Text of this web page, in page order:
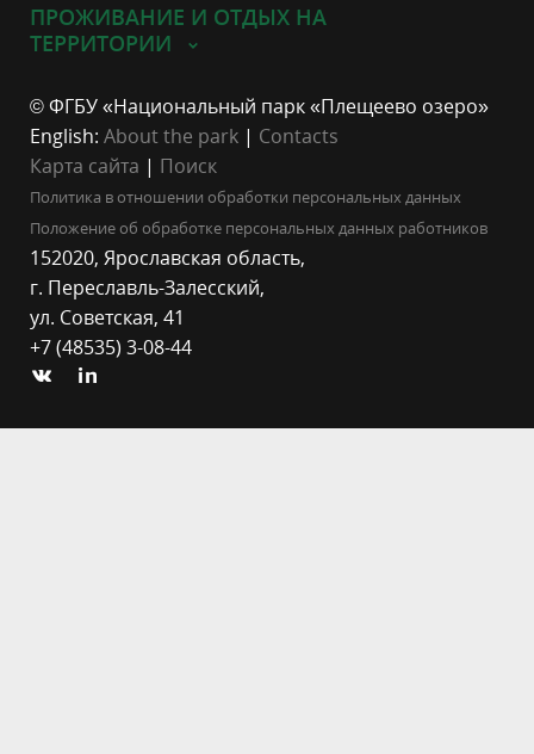
ПРОЖИВАНИЕ И ОТДЫХ НА
ТЕРРИТОРИИ
© ФГБУ «Национальный парк «Плещеево озеро»
English: About the park | Contacts
Карта сайта | Поиск
Политика в отношении обработки персональных данных
Положение об обработке персональных данных работников
152020, Ярославская область,
г. Переславль-Залесский,
ул. Советская, 41
+7 (48535) 3-08-44